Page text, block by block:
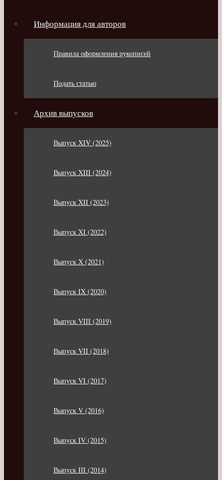
Информация для авторов
Правила оформления рукописей
Подать статью
Архив выпусков
Выпуск XIV (2025)
Выпуск XIII (2024)
Выпуск XII (2023)
Выпуск XI (2022)
Выпуск X (2021)
Выпуск IX (2020)
Выпуск VIII (2019)
Выпуск VII (2018)
Выпуск VI (2017)
Выпуск V (2016)
Выпуск IV (2015)
Выпуск III (2014)